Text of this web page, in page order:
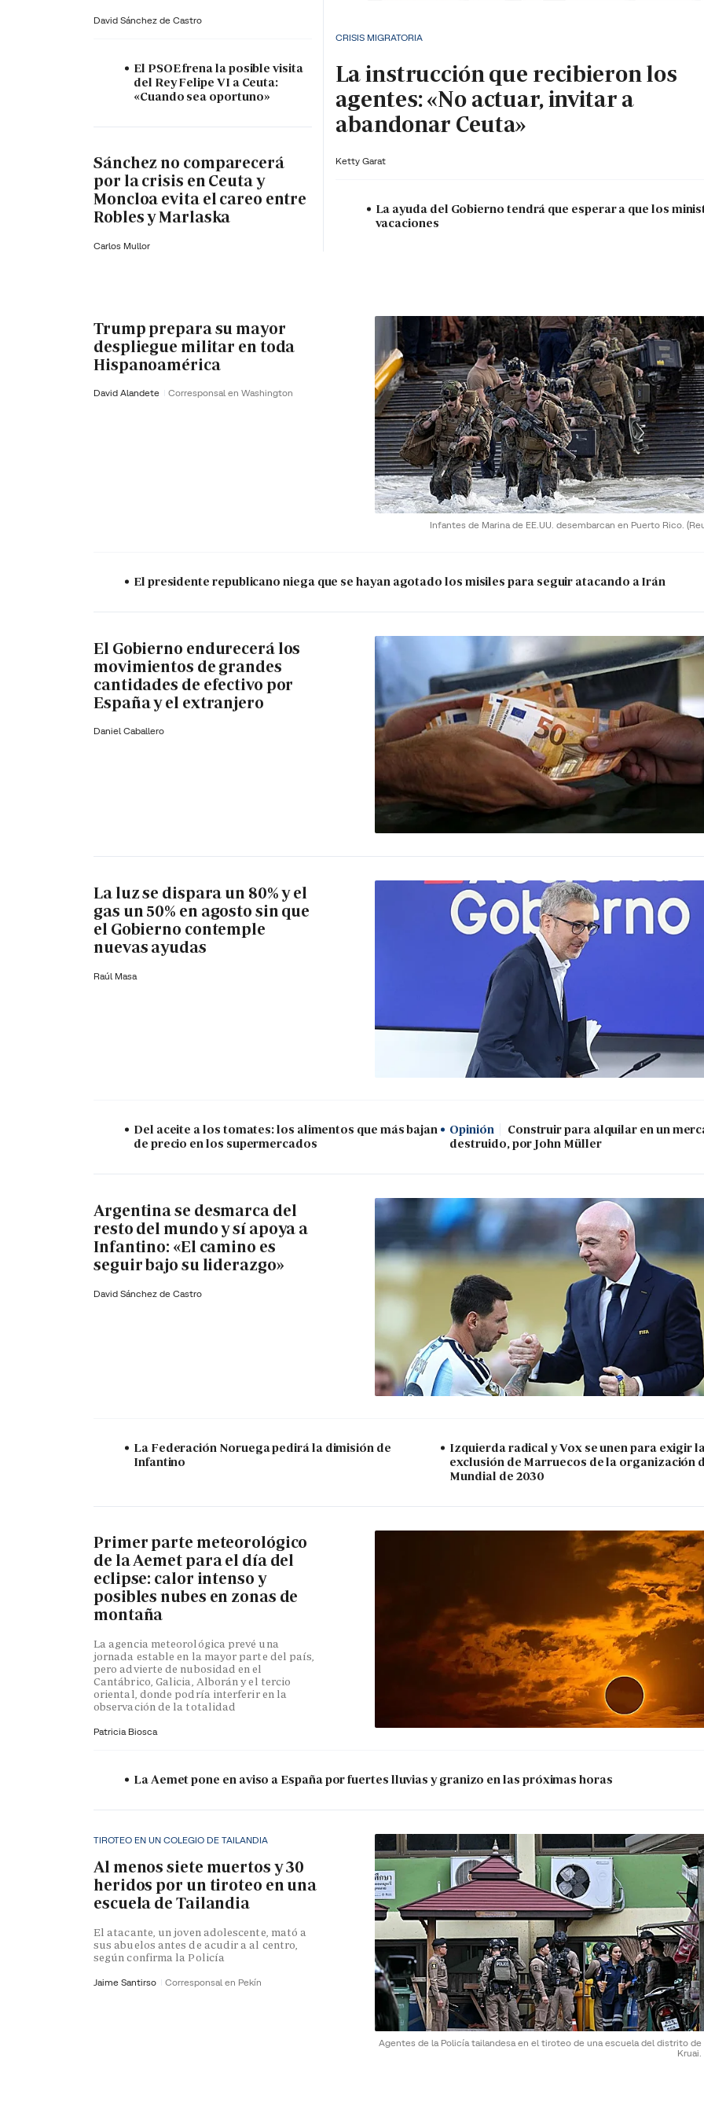
David Sánchez de Castro
El PSOE frena la posible visita
del Rey Felipe VI a Ceuta:
«Cuando sea oportuno»
Sánchez no comparecerá
por la crisis en Ceuta y
Moncloa evita el careo entre
Robles y Marlaska
Carlos Mullor
CRISIS MIGRATORIA
La instrucción que recibieron los
agentes: «No actuar, invitar a
abandonar Ceuta»
Ketty Garat
La ayuda del Gobierno tendrá que esperar a que los
vacaciones
Infantes de Marina de EE.UU. desembarcan en Puerto Rico.
Trump prepara su mayor
despliegue militar en toda
Hispanoamérica
David Alandete Corresponsal en Washington
El presidente republicano niega que se hayan agotado los misiles para seguir atacando a Irán
El Gobierno endurecerá los
movimientos de grandes
cantidades de efectivo por
España y el extranjero
Daniel Caballero
La luz se dispara un 80% y el
gas un 50% en agosto sin que
el Gobierno contemple
nuevas ayudas
Raúl Masa
Del aceite a los tomates: los alimentos que más bajan
de precio en los supermercados
Opinión
Construir para alquilar en un
destruido, por John Müller
Argentina se desmarca del
resto del mundo y sí apoya a
Infantino: «El camino es
seguir bajo su liderazgo»
David Sánchez de Castro
La Federación Noruega pedirá la dimisión de
Infantino
Izquierda radical y Vox se unen para exigir
exclusión de Marruecos de la organización
Mundial de 2030
Primer parte meteorológico
de la Aemet para el día del
eclipse: calor intenso y
posibles nubes en zonas de
montaña
La agencia meteorológica prevé una
jornada estable en la mayor parte del país,
pero advierte de nubosidad en el
Cantábrico, Galicia, Alborán y el tercio
oriental, donde podría interferir en la
observación de la totalidad
Patricia Biosca
La Aemet pone en aviso a España por fuertes lluvias y granizo en las próximas horas
Agentes de la Policía tailandesa en el tiroteo de una escuela del distrito de
Kruai.
TIROTEO EN UN COLEGIO DE TAILANDIA
Al menos siete muertos y 30
heridos por un tiroteo en una
escuela de Tailandia
El atacante, un joven adolescente, mató a
sus abuelos antes de acudir a al centro,
según confirma la Policía
Jaime Santirso Corresponsal en Pekín